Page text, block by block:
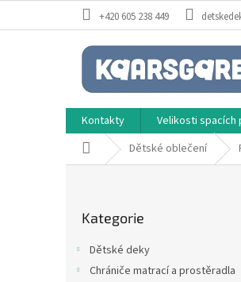
+420 605 238 449
Kontakty Velikosti spacích
Domů Dětské oblečení
kategorie
Kategorie
Dětské deky
Chrániče matrací a prostěradla